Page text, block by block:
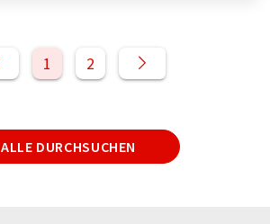
1 2
ALLE DURCHSUCHEN